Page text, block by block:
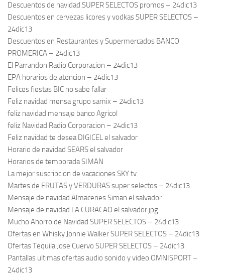
Descuentos de navidad SUPER SELECTOS promos – 24dic13
Descuentos en cervezas licores y vodkas SUPER SELECTOS –
24dic13
Descuentos en Restaurantes y Supermercados BANCO
PROMERICA – 24dic13
El Parrandon Radio Corporacion – 24dic13
EPA horarios de atencion – 24dic13
Felices fiestas BIC no sabe fallar
Feliz navidad mensa grupo samix – 24dic13
feliz navidad mensaje banco Agricol
feliz Navidad Radio Corporacion – 24dic13
Feliz navidad te desea DIGICEL el salvador
Horario de navidad SEARS el salvador
Horarios de temporada SIMAN
La mejor suscripcion de vacaciones SKY tv
Martes de FRUTAS y VERDURAS super selectos – 24dic13
Mensaje de navidad Almacenes Siman el salvador
Mensaje de navidad LA CURACAO el salvador.jpg
Mucho Ahorro de Navidad SUPER SELECTOS – 24dic13
Ofertas en Whisky Jonnie Walker SUPER SELECTOS – 24dic13
Ofertas Tequila Jose Cuervo SUPER SELECTOS – 24dic13
Pantallas ultimas ofertas audio sonido y video OMNISPORT –
24dic13